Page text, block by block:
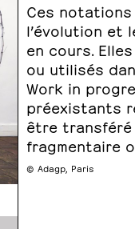
Ces
l’évolution et
en cours.
ou utilisés
Work in
préexistants
être transféré
fragmentaire
© Adagp, Paris